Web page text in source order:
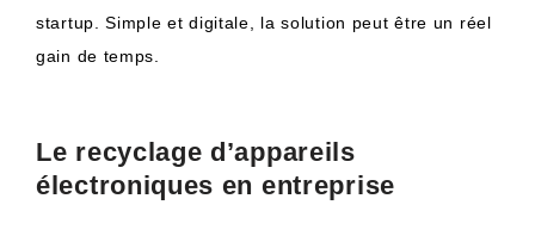
startup. Simple et digitale, la solution peut être un réel
gain de temps.
Le recyclage d’appareils
électroniques en entreprise